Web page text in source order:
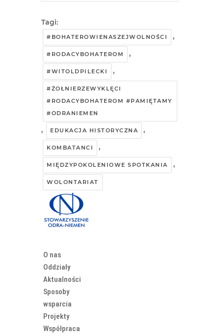
Tagi:
#BOHATEROWIENASZEJWOLNOŚCI ,
#RODACYBOHATEROM ,
#WITOLDPILECKI ,
#ŻOŁNIERZEWYKLĘCI
#RODACYBOHATEROM #PAMIĘTAMY
#ODRANIEMEN
, EDUKACJA HISTORYCZNA ,
KOMBATANCI ,
MIĘDZYPOKOLENIOWE SPOTKANIA ,
WOLONTARIAT
O nas
Oddziały
Aktualności
Sposoby
wsparcia
Projekty
Współpraca